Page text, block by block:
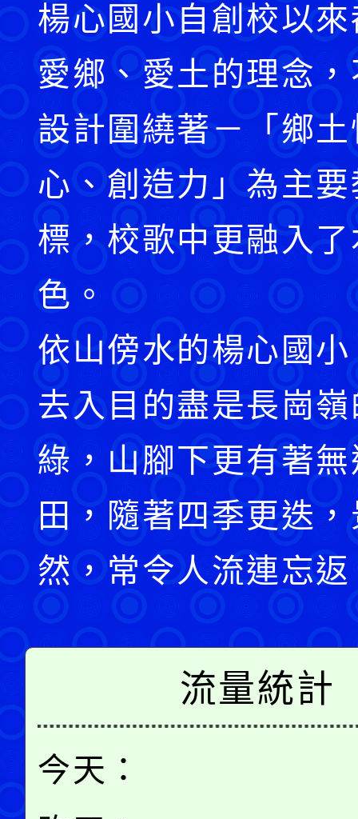
楊心國小自創校以
愛鄉、愛土的理念
設計圍繞著－「鄉
心、創造力」為主
標，校歌中更融入
色。
依山傍水的楊心國
去入目的盡是長崗
綠，山腳下更有著
田，隨著四季更迭
然，常令人流連忘
流量統計
今天：